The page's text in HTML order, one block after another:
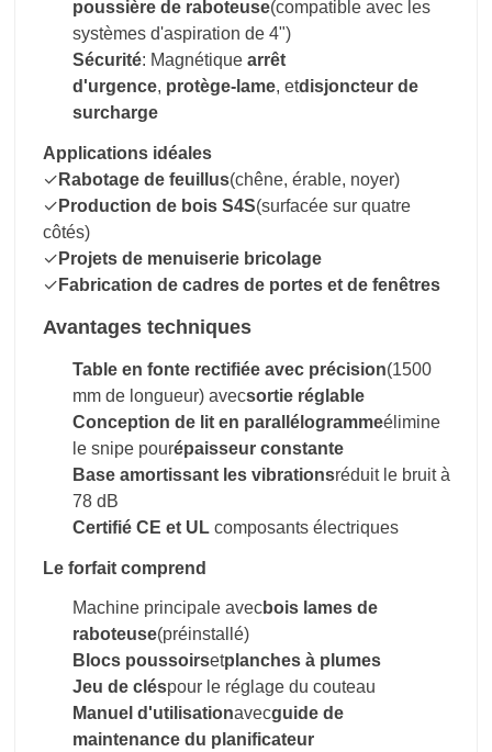
poussière de raboteuse(compatible avec les
systèmes d'aspiration de 4")
Sécurité: Magnétiquearrêt
d'urgence, protège-lame, etdisjoncteur de
surcharge
Applications idéales
✓ Rabotage de feuillus(chêne, érable, noyer)
✓ Production de bois S4S(surfacée sur quatre
côtés)
✓ Projets de menuiserie bricolage
✓ Fabrication de cadres de portes et de fenêtres
Avantages techniques
Table en fonte rectifiée avec précision(1500
mm de longueur) avecsortie réglable
Conception de lit en parallélogrammeélimine
le snipe pourépaisseur constante
Base amortissant les vibrationsréduit le bruit à
78 dB
Certifié CE et UL composants électriques
Le forfait comprend
Machine principale avecbois lames de
raboteuse(préinstallé)
Blocs poussoirsetplanches à plumes
Jeu de cléspour le réglage du couteau
Manuel d'utilisationavecguide de
maintenance du planificateur